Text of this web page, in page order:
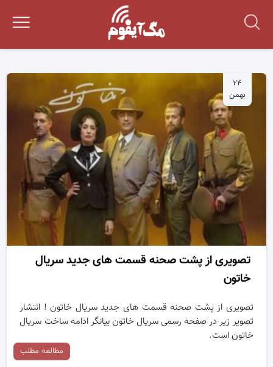
۲۴
بهمن
تصویری از پشت صحنه قسمت های جدید سریال
خاتون
تصویری از پشت صحنه قسمت های جدید سریال خاتون ! انتشار
تصویر زیر در صفحه رسمی سریال خاتون بیانگر ادامه ساخت سریال
خاتون است.
مطالعه مطلب